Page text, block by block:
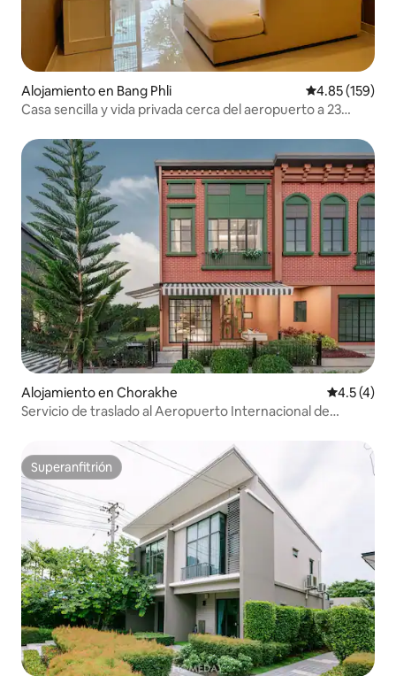
Alojamiento en Bang Phli Calificación
4.85 (159)
Casa sencilla y vida privada cerca del aeropuerto a 23
Alojamiento en Chorakhe
4.5 (4)
Servicio de traslado al Aeropuerto Internacional de
Superanfitrión
Superanfitrión